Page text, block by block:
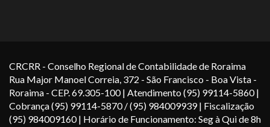
CRCRR - Conselho Regional de Contabilidade de Roraima
Rua Major Manoel Correia, 372 - São Francisco - Boa Vista -
Roraima - CEP. 69.305-100 | Atendimento (95) 99114-5860 |
Cobrança (95) 99114-5870 / (95) 984009939 | Fiscalização
(95) 984009160 | Horário de Funcionamento: Seg à Qui de 8h